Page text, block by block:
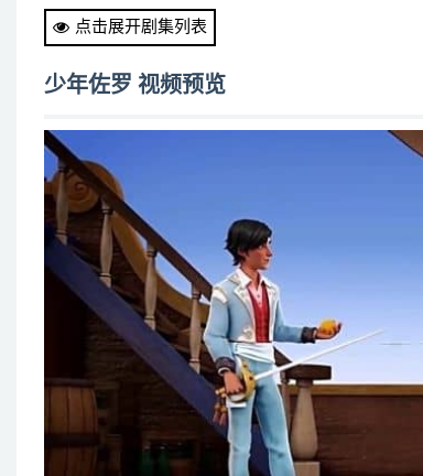
第06集 蒙特利大炮
第07集 就回人质
第09集 佐罗与他的分身
第11集 牛群赶集
第12集 洛杉矶的钟
第13集 风暴来袭
第14集 海之精灵
第15集 谷物之怒
第16集 阴谋
第17集 旱灾
第18集 令人垂涎的女继承人
第19集 穆里奥的妙计
第20集 藏宝图
第21集 狼之贪婪
第22集 纵身一跃
点击展开剧集列表
少年佐罗 视频预览